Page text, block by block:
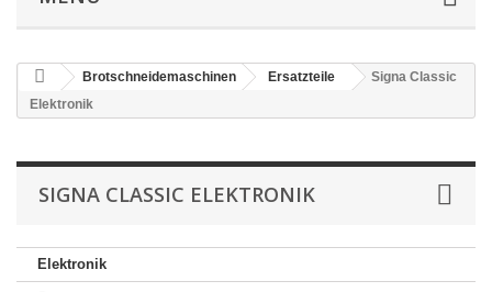
Brotschneidemaschinen Ersatzteile
Signa Classic
Elektronik
SIGNA CLASSIC ELEKTRONIK
Elektronik